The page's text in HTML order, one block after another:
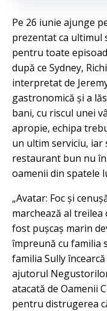
Pe 26 iunie ajunge
prezentat ca ultimul
pentru toate
după ce Sydney,
interpretat de
gastronomică și a
bani, cu riscul unei
apropie, echipa
un ultim serviciu, iar
restaurant bun nu
oamenii din spatele
„Avatar: Foc și
marchează al treilea
fost pușcaș marin
împreună cu familia
familia Sully
ajutorul
atacată de Oamenii
pentru distrugerea